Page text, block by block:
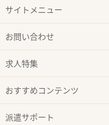
サイトメニュー
お問い合わせ
求人特集
おすすめコンテンツ
派遣サポート